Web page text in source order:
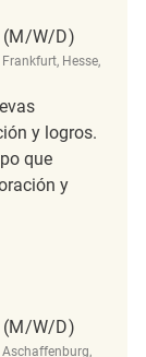
(M/W/D)
Ubicación
Frankfurt, Hesse,
y logros.
que
y
(m/w/d)
(M/W/D)
Ubicación
Aschaffenburg,